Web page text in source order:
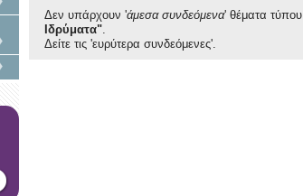
Δεν υπάρχουν 'άμεσα συνδεόμενα' θέματα τύπου
Ιδρύματα".
Δείτε τις 'ευρύτερα συνδεόμενες'.